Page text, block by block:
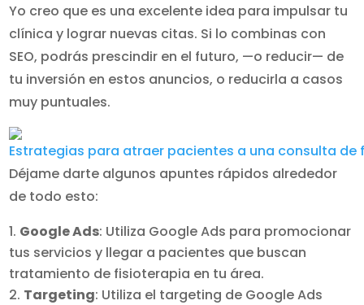
Yo creo que es una excelente idea para impulsar tu
clínica y lograr nuevas citas. Si lo combinas con
SEO, podrás prescindir en el futuro, —o reducir— de
tu inversión en estos anuncios, o reducirla a casos
muy puntuales.
Déjame darte algunos apuntes rápidos alrededor
de todo esto:
Google Ads: Utiliza Google Ads para promocionar
tus servicios y llegar a pacientes que buscan
tratamiento de fisioterapia en tu área.
Targeting: Utiliza el targeting de Google Ads